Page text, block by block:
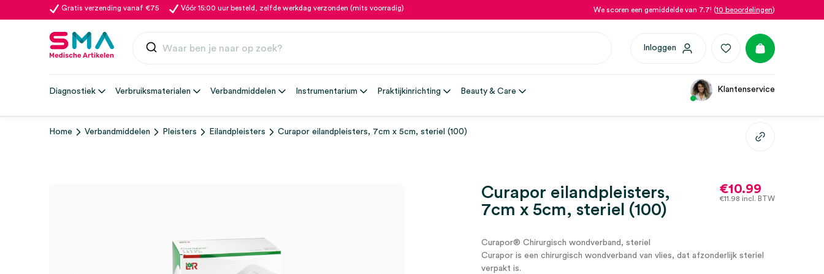
Gratis verzending vanaf €75 Vóór 15:00 uur besteld, zelfde werkdag verzonden (mits voorradig) We scoren een gemiddelde van 7.7! (10 beoordelingen)
Inloggen
Diagnostiek Verbruiksmaterialen Verbandmiddelen Instrumentarium Praktijkinrichting Beauty & Care Klantenservice
Home Verbandmiddelen Pleisters Eilandpleisters Curapor eilandpleisters, 7cm x 5cm, steriel (100)
Curapor eilandpleisters,
7cm x 5cm, steriel (100)
€10.99
€11.98 incl. BTW
Curapor® Chirurgisch wondverband, steriel
Curapor is een chirurgisch wondverband van vlies, dat afzonderlijk steriel
verpakt is.